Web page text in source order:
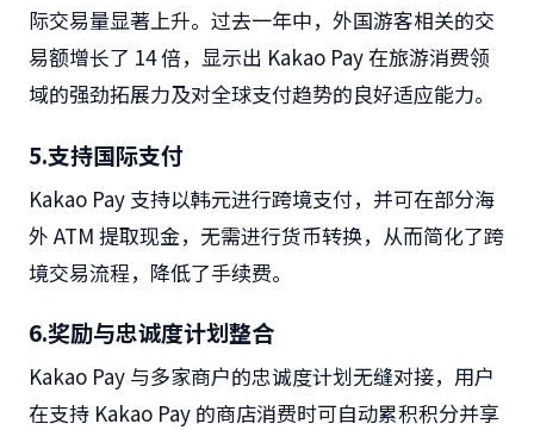
际交易量显著上升。过去一年中，外国游客相关的交
易额增长了 14倍，显示出 Kakao Pay在旅游消费领
域的强劲拓展力及对全球支付趋势的良好适应能力。
5.支持国际支付
Kakao Pay 支持以韩元进行跨境支付，并可在部分海
外 ATM 提取现金，无需进行货币转换，从而简化了跨
境交易流程，降低了手续费。
6.奖励与忠诚度计划整合
Kakao Pay 与多家商户的忠诚度计划无缝对接，用户
在支持 Kakao Pay 的商店消费时可自动累积积分并享